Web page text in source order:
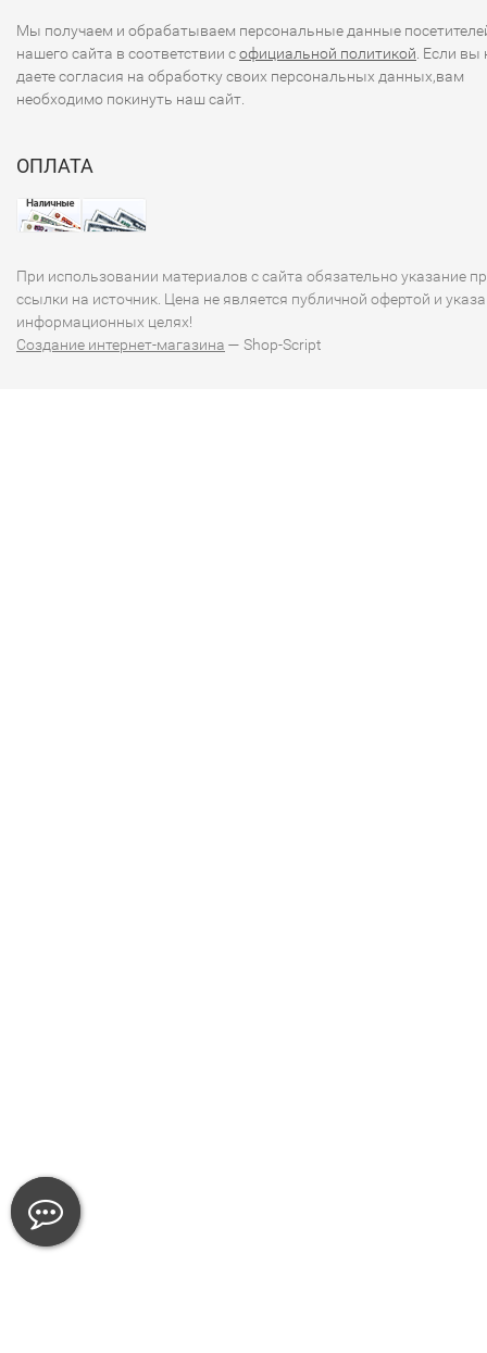
Мы получаем и обрабатываем персональные данные
нашего сайта в соответствии софициальной политикой . Если вы
даете согласия на обработку своих персональных данных,вам
необходимо покинуть наш сайт.
ОПЛАТА
При использовании материалов с сайта обязательно указание
ссылки на источник. Цена не является публичной офертой и
информационных целях!
Создание интернет-магазина — Shop-Script